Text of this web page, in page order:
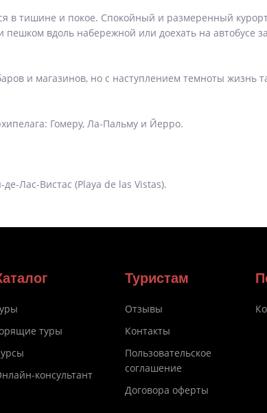
в тишине и покое. Спокойный и размеренный
вдоль набережной или доехать на автобусе
и магазинов, но с наступлением темноты жизнь
Гомеру, Ла-Пальму и Йерро.
Лас-Вистас (Playa de las Vistas).
туры
консультант
Туристам
Отзывы
Контакты
Пользовательское
соглашение
Договора оферты